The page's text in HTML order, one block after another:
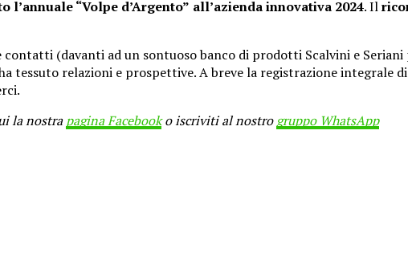
l’annuale “Volpe d’Argento” all’azienda innovativa 2024. Il
(davanti ad un sontuoso banco di prodotti Scalvini e Seriani
tessuto relazioni e prospettive. A breve la registrazione integrale
la nostrapagina Facebooko iscriviti al nostrogruppo WhatsApp